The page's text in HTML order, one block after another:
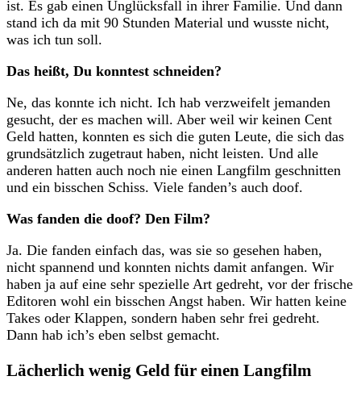
ist. Es gab einen Unglücksfall in ihrer Familie. Und dann
stand ich da mit 90 Stunden Material und wusste nicht,
was ich tun soll.
Das heißt, Du konntest schneiden?
Ne, das konnte ich nicht. Ich hab verzweifelt jemanden
gesucht, der es machen will. Aber weil wir keinen Cent
Geld hatten, konnten es sich die guten Leute, die sich das
grundsätzlich zugetraut haben, nicht leisten. Und alle
anderen hatten auch noch nie einen Langfilm geschnitten
und ein bisschen Schiss. Viele fanden’s auch doof.
Was fanden die doof? Den Film?
Ja. Die fanden einfach das, was sie so gesehen haben,
nicht spannend und konnten nichts damit anfangen. Wir
haben ja auf eine sehr spezielle Art gedreht, vor der frische
Editoren wohl ein bisschen Angst haben. Wir hatten keine
Takes oder Klappen, sondern haben sehr frei gedreht.
Dann hab ich’s eben selbst gemacht.
Lächerlich wenig Geld für einen Langfilm